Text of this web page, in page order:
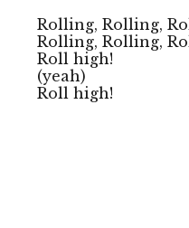
Rolling, Rolling,
Rolling, Rolling,
Roll high!
(yeah)
Roll high!